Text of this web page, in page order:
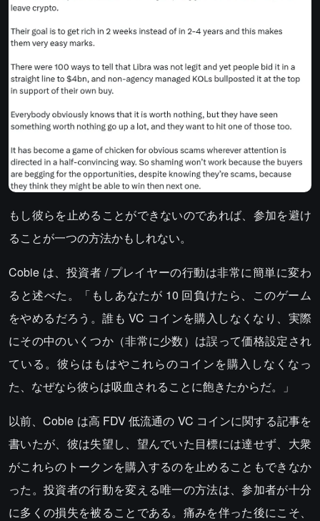
もし彼らを止めることができないのであれば、参加を避け
ることが一つの方法かもしれない。
Cobie は、投資者 / プレイヤーの行動は非常に簡単に変わ
ると述べた。「もしあなたが 10 回負けたら、このゲーム
をやめるだろう。誰も VC コインを購入しなくなり、実際
にその中のいくつか（非常に少数）は誤って価格設定され
ている。彼らはもはやこれらのコインを購入しなくなっ
た、なぜなら彼らは吸血されることに飽きたからだ。」
以前、Cobie は高 FDV 低流通の VC コインに関する記事を
書いたが、彼は失望し、望んでいた目標には達せず、大衆
がこれらのトークンを購入するのを止めることもできなか
った。投資者の行動を変える唯一の方法は、参加者が十分
に多くの損失を被ることである。痛みを伴った後にこそ、